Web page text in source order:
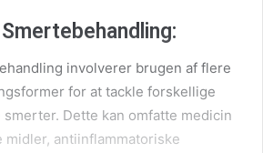
involverer brugen af flere
for at tackle forskellige
Dette kan omfatte medicin
antiinflammatoriske